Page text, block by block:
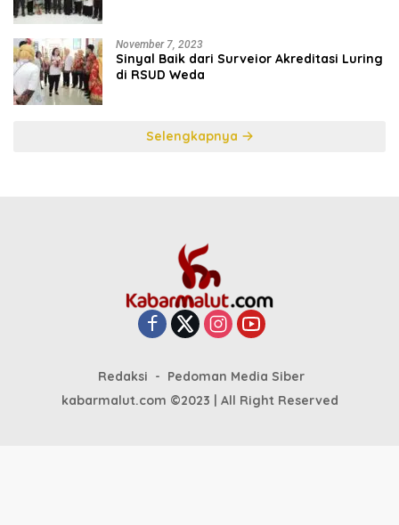
November 7, 2023
Sinyal Baik dari Surveior Akreditasi Luring
di RSUD Weda
Selengkapnya
Redaksi
Pedoman Media Siber
kabarmalut.com ©2023 | All Right Reserved